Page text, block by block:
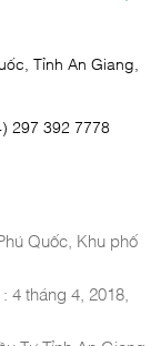
Tỉnh An Giang,
297 392 7778
Quốc, Khu phố
4 tháng 4, 2018,